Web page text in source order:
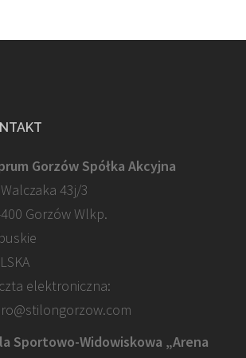
Gorzów Spółka Akcyjna
43j/3
Gorzów Wlkp.
elektroniczna:
Sportowo-Widowiskowa „Arena